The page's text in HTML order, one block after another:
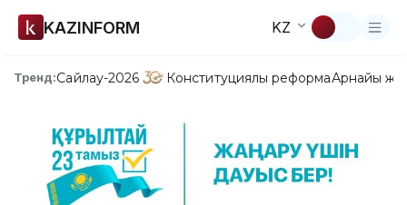
KAZINFORM KZ
Тренд:Сайлау-2026 Конституциялық реформаАрнайы